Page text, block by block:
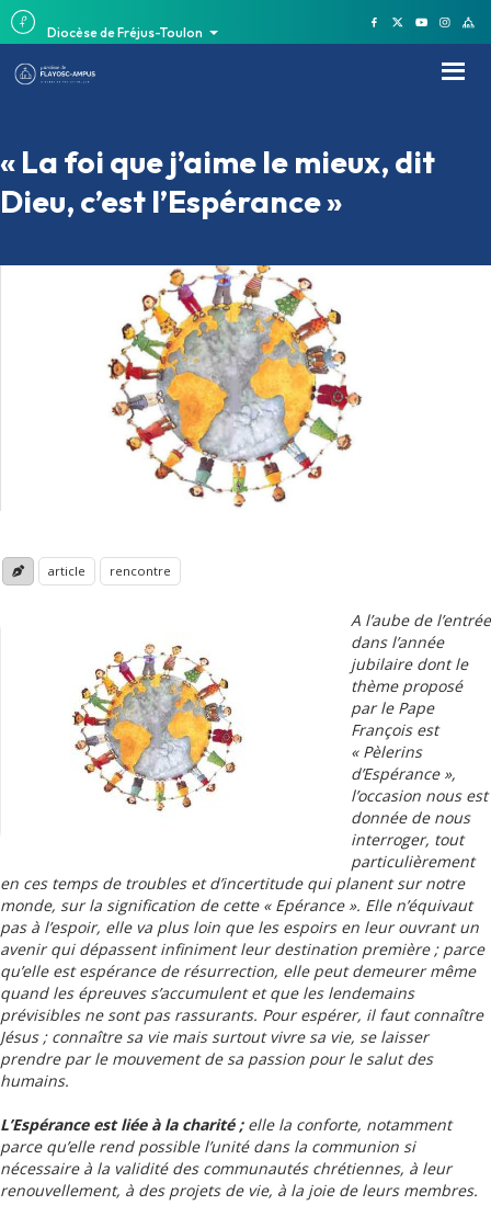
Diocèse de Fréjus-Toulon
« La foi que j’aime le mieux, dit
Dieu, c’est l’Espérance »
article rencontre
A l’aube de l’entrée
dans l’année
jubilaire dont le
thème proposé
par le Pape
François est
« Pèlerins
d’Espérance »,
l’occasion nous est
donnée de nous
interroger, tout
particulièrement
en ces temps de troubles et d’incertitude qui planent sur notre
monde, sur la signification de cette « Epérance ». Elle n’équivaut
pas à l’espoir, elle va plus loin que les espoirs en leur ouvrant un
avenir qui dépassent infiniment leur destination première ; parce
qu’elle est espérance de résurrection, elle peut demeurer même
quand les épreuves s’accumulent et que les lendemains
prévisibles ne sont pas rassurants. Pour espérer, il faut connaître
Jésus ; connaître sa vie mais surtout vivre sa vie, se laisser
prendre par le mouvement de sa passion pour le salut des
humains.
L’Espérance est liée à la charité ; elle la conforte, notamment
parce qu’elle rend possible l’unité dans la communion si
nécessaire à la validité des communautés chrétiennes, à leur
renouvellement, à des projets de vie, à la joie de leurs membres.